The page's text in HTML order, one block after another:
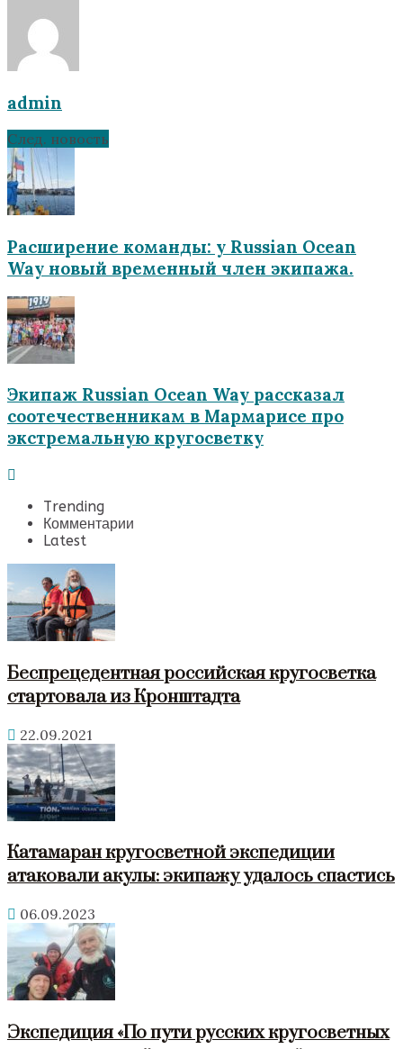
admin
След. новость
Расширение команды: у Russian Ocean
Way новый временный член экипажа.
Экипаж Russian Ocean Way рассказал
соотечественникам в Мармарисе про
экстремальную кругосветку
Trending
Комментарии
Latest
Беспрецедентная российская кругосветка
стартовала из Кронштадта
22.09.2021
Катамаран кругосветной экспедиции
атаковали акулы: экипажу удалось спастись
06.09.2023
Экспедиция «По пути русских кругосветных